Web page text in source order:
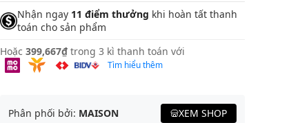
Nhận ngay 11 điểm thưởng khi hoàn tất thanh
toán cho sản phẩm
Hoặc 399,667₫ trong 3 kì thanh toán với
Tìm hiểu thêm
Phân phối bởi: MAISON XEM SHOP